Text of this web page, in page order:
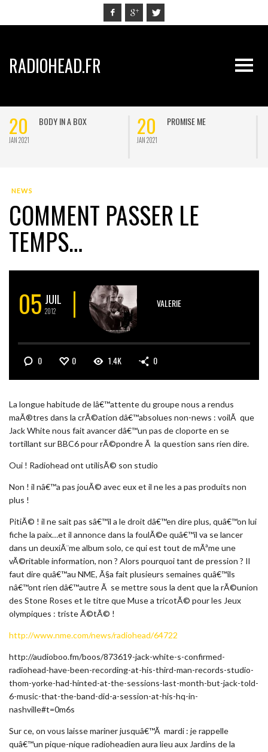
RADIOHEAD.FR
20
JAN 2021
BODY IN A BOX 20
JAN 2021
PROMISE ME
NEWS
COMMENT PASSER LE
TEMPS…
05 JUIL
2012
VALERIE
0 0 1.4K 0
La longue habitude de lâ€™attente du groupe nous a rendus
maÃ®tres dans la crÃ©ation dâ€™absolues non-news : voilÃ que
Jack White nous fait avancer dâ€™un pas de cloporte en se
tortillant sur BBC6 pour rÃ©pondre Ã la question sans rien dire.
Oui ! Radiohead ont utilisÃ© son studio
Non ! il nâ€™a pas jouÃ© avec eux et il ne les a pas produits non
plus !
PitiÃ© ! il ne sait pas sâ€™il a le droit dâ€™en dire plus, quâ€™on lui
fiche la paix…et il annonce dans la foulÃ©e quâ€™il va se lancer
dans un deuxiÃ¨me album solo, ce qui est tout de mÃªme une
vÃ©ritable information, non ? Alors pourquoi tant de pression ? Il
faut dire quâ€™au NME, Ã§a fait plusieurs semaines quâ€™ils
nâ€™ont rien dâ€™autre Ã se mettre sous la dent que la rÃ©union
des Stone Roses et le titre que Muse a tricotÃ© pour les Jeux
olympiques : triste Ã©tÃ© !
http://www.nme.com/news/radiohead/64722
http://audioboo.fm/boos/873619-jack-white-s-confirmed-
radiohead-have-been-recording-at-his-third-man-records-studio-
thom-yorke-had-hinted-at-the-sessions-last-month-but-jack-told-
6-music-that-the-band-did-a-session-at-his-hq-in-
nashville#t=0m6s
Sur ce, on vous laisse mariner jusquâ€™Ã mardi : je rappelle
quâ€™un pique-nique radioheadien aura lieu aux Jardins de la